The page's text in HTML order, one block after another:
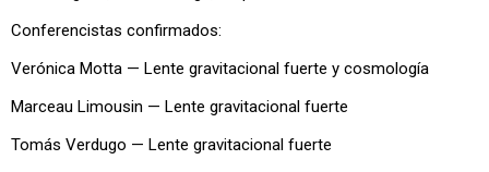
Conferencistas confirmados:
Verónica Motta — Lente gravitacional fuerte y cosmología
Marceau Limousin — Lente gravitacional fuerte
Tomás Verdugo — Lente gravitacional fuerte